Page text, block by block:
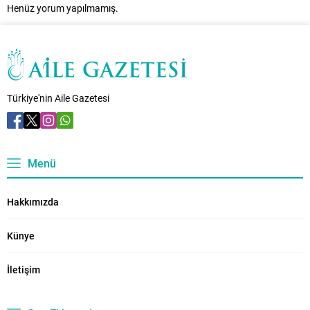
Henüz yorum yapılmamış.
Türkiye'nin Aile Gazetesi
Menü
Hakkımızda
Künye
İletişim